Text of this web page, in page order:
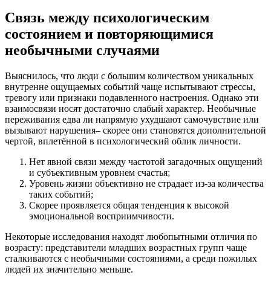
Связь между психологическим
состоянием и повторяющимися
необычными случаями
Выяснилось, что люди с большим количеством уникальных
внутренне ощущаемых событий чаще испытывают стрессы,
тревогу или признаки подавленного настроения. Однако эти
взаимосвязи носят достаточно слабый характер. Необычные
переживания едва ли напрямую ухудшают самочувствие или
вызывают нарушения– скорее они становятся дополнительной
чертой, вплетённой в психологический облик личности.
Нет явной связи между частотой загадочных ощущений
и субъективным уровнем счастья;
Уровень жизни объективно не страдает из-за количества
таких событий;
Скорее проявляется общая тенденция к высокой
эмоциональной восприимчивости.
Некоторые исследования находят любопытными отличия по
возрасту: представители младших возрастных групп чаще
сталкиваются с необычными состояниями, а среди пожилых
людей их значительно меньше.